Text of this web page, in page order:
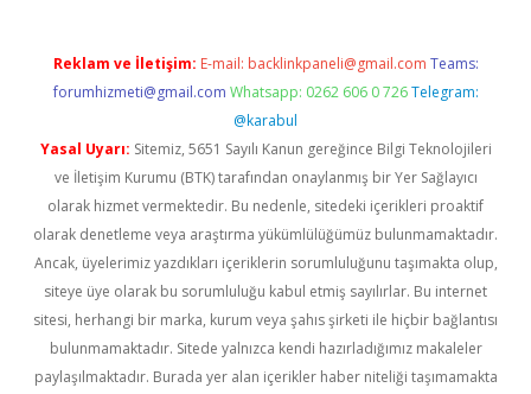
Reklam ve İletişim: E-mail: backlinkpaneli@gmail.com Teams:
forumhizmeti@gmail.com Whatsapp: 0262 606 0 726 Telegram:
@karabul
Yasal Uyarı: Sitemiz, 5651 Sayılı Kanun gereğince Bilgi Teknolojileri
ve İletişim Kurumu (BTK) tarafından onaylanmış bir Yer Sağlayıcı
olarak hizmet vermektedir. Bu nedenle, sitedeki içerikleri proaktif
olarak denetleme veya araştırma yükümlülüğümüz bulunmamaktadır.
Ancak, üyelerimiz yazdıkları içeriklerin sorumluluğunu taşımakta olup,
siteye üye olarak bu sorumluluğu kabul etmiş sayılırlar. Bu internet
sitesi, herhangi bir marka, kurum veya şahıs şirketi ile hiçbir bağlantısı
bulunmamaktadır. Sitede yalnızca kendi hazırladığımız makaleler
paylaşılmaktadır. Burada yer alan içerikler haber niteliği taşımamakta